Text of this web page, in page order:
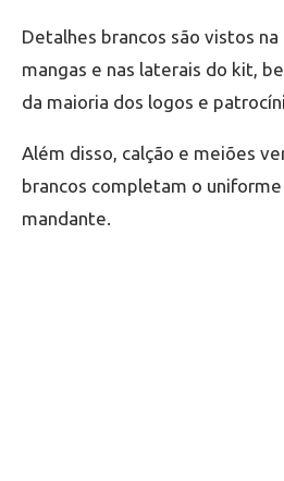
Detalhes brancos são vistos na
mangas e nas laterais do kit,
da maioria dos logos e
Além disso, calção e meiões
brancos completam o
mandante.